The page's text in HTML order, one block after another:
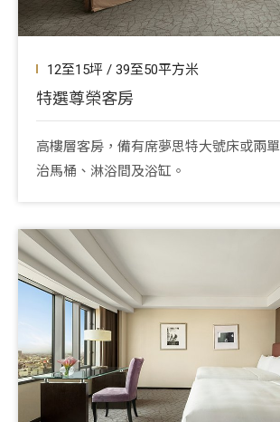
特選尊榮客房
12至15坪 / 39至50平方米
高樓層客房，備有席夢思特大號床或兩
治馬桶、淋浴間及浴缸。